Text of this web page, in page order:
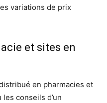
variations de prix
et sites en
en pharmacies et
conseils d’un